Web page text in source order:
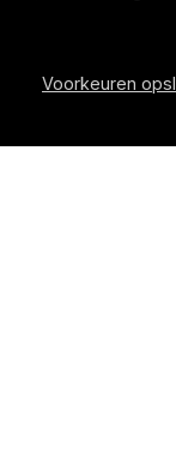
Voorkeuren